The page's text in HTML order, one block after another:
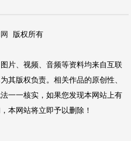
版权所有
片、视频、音频等资料均来自互联
其版权负责。相关作品的原创性、
一一核实，如果您发现本网站上有
本网站将立即予以删除！